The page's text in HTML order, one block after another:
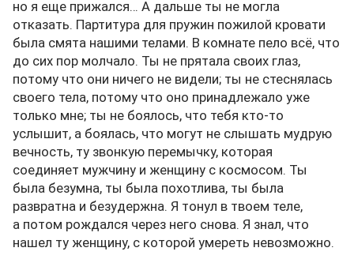
но я еще прижался… А дальше ты не могла
отказать. Партитура для пружин пожилой кровати
была смята нашими телами. В комнате пело всё, что
до сих пор молчало. Ты не прятала своих глаз,
потому что они ничего не видели; ты не стеснялась
своего тела, потому что оно принадлежало уже
только мне; ты не боялось, что тебя кто-то
услышит, а боялась, что могут не слышать мудрую
вечность, ту звонкую перемычку, которая
соединяет мужчину и женщину с космосом. Ты
была безумна, ты была похотлива, ты была
развратна и безудержна. Я тонул в твоем теле,
а потом рождался через него снова. Я знал, что
нашел ту женщину, с которой умереть невозможно.